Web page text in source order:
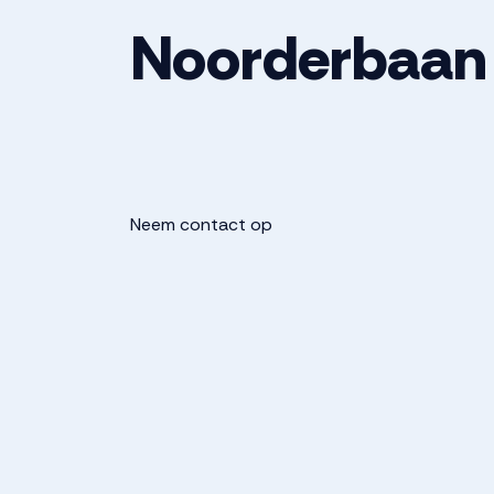
Noorderbaan
Neem contact op